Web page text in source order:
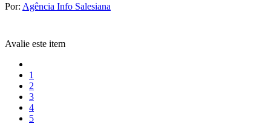
Por: Agência Info Salesiana
Avalie este item
1
2
3
4
5